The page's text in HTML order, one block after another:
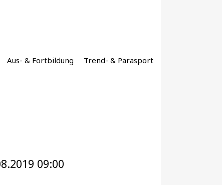
Aus- & Fortbildung Trend- & Parasport
09:00